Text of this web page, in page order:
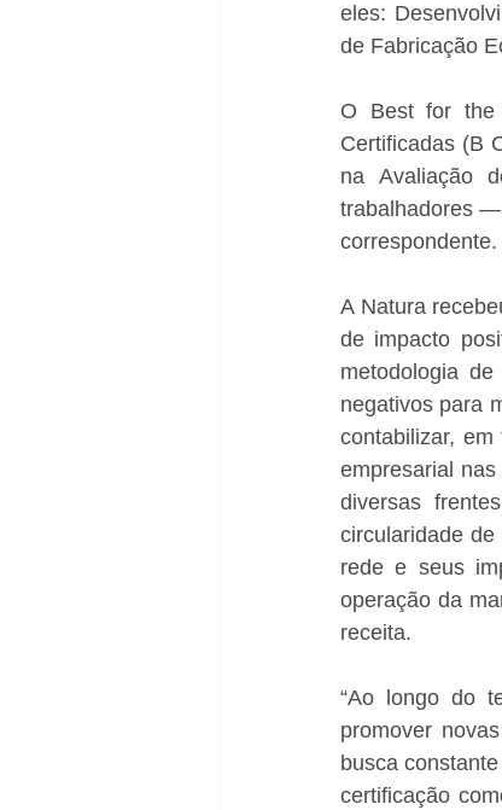
eles:
de Fabricação
O Best for the
Certificadas (B
na Avaliação
trabalhadores —
correspondente.
A Natura
de impacto
metodologia
negativos para
contabilizar,
empresarial
diversas
circularidade
rede e seus
operação da
receita.
“Ao longo do
promover
busca
certificação